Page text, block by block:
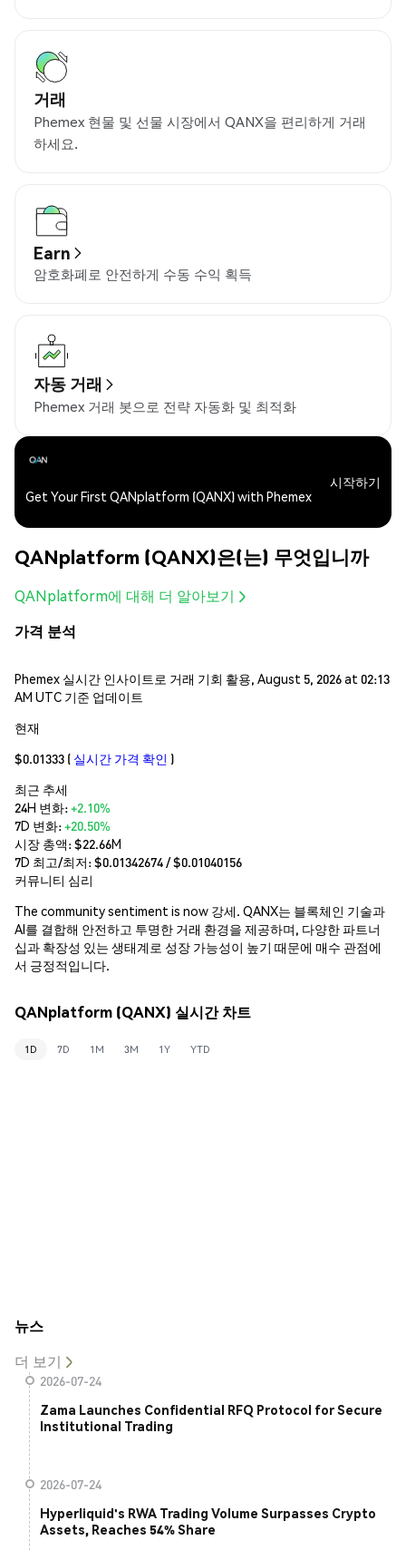
거래
Phemex 현물 및 선물 시장에서 QANX을 편리하게 거래
하세요.
Earn
암호화폐로 안전하게 수동 수익 획득
자동 거래
Phemex 거래 봇으로 전략 자동화 및 최적화
Get Your First QANplatform (QANX) with Phemex
시작하기
QANplatform (QANX)은(는) 무엇입니까
QANplatform에 대해 더 알아보기
가격 분석
Phemex 실시간 인사이트로 거래 기회 활용, August 5, 2026 at 02:13
AM UTC 기준 업데이트
현재
$0.01333 ( 실시간 가격 확인 )
최근 추세
24H 변화:+2.10%
7D 변화:+20.50%
시장 총액:$22.66M
7D 최고/최저: $0.01342674/ $0.01040156
커뮤니티 심리
The community sentiment is now 강세. QANX는 블록체인 기술과
AI를 결합해 안전하고 투명한 거래 환경을 제공하며, 다양한 파트너
십과 확장성 있는 생태계로 성장 가능성이 높기 때문에 매수 관점에
서 긍정적입니다.
QANplatform (QANX) 실시간 차트
1D 7D 1M 3M 1Y YTD
뉴스
더 보기
2026-07-24
Zama Launches Confidential RFQ Protocol for Secure
Institutional Trading
2026-07-24
Hyperliquid's RWA Trading Volume Surpasses Crypto
Assets, Reaches 54% Share